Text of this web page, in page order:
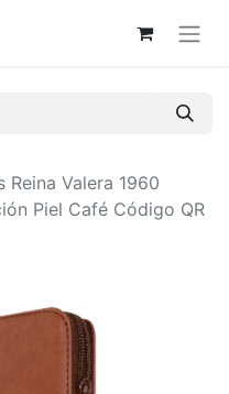
Reina Valera 1960
Piel Café Código QR